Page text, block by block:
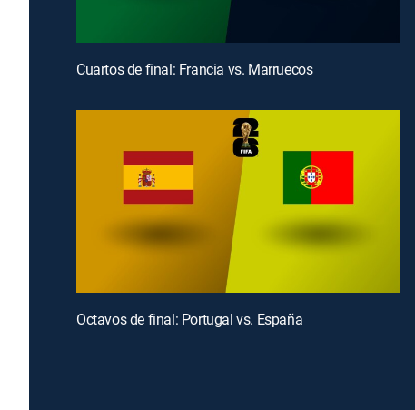
Cuartos de final: Francia vs. Marruecos
Octavos de final: Portugal vs. España